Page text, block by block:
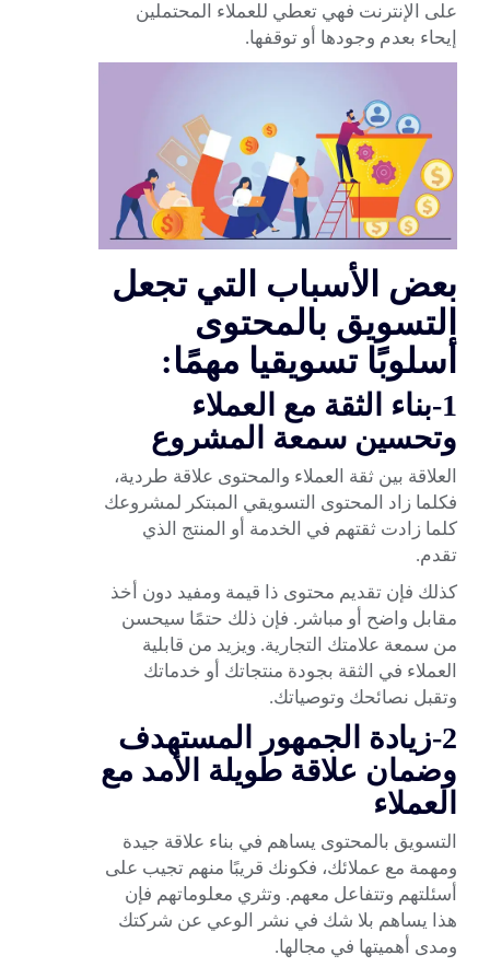
على الإنترنت فهي تعطي للعملاء المحتملين
إيحاء بعدم وجودها أو توقفها.
بعض الأسباب التي تجعل
التسويق بالمحتوى
أسلوبًا تسويقيا مهمًا:
1-بناء الثقة مع العملاء
وتحسين سمعة المشروع
العلاقة بين ثقة العملاء والمحتوى علاقة طردية،
فكلما زاد المحتوى التسويقي المبتكر لمشروعك
كلما زادت ثقتهم في الخدمة أو المنتج الذي
تقدم.
كذلك فإن تقديم محتوى ذا قيمة ومفيد دون أخذ
مقابل واضح أو مباشر. فإن ذلك حتمًا سيحسن
من سمعة علامتك التجارية. ويزيد من قابلية
العملاء في الثقة بجودة منتجاتك أو خدماتك
وتقبل نصائحك وتوصياتك.
2-زيادة الجمهور المستهدف
وضمان علاقة طويلة الأمد مع
العملاء
التسويق بالمحتوى يساهم في بناء علاقة جيدة
ومهمة مع عملائك، فكونك قريبًا منهم تجيب على
أسئلتهم وتتفاعل معهم. وتثري معلوماتهم فإن
هذا يساهم بلا شك في نشر الوعي عن شركتك
ومدى أهميتها في مجالها.